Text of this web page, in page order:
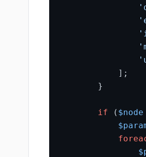
            ];
        }
if ( $node